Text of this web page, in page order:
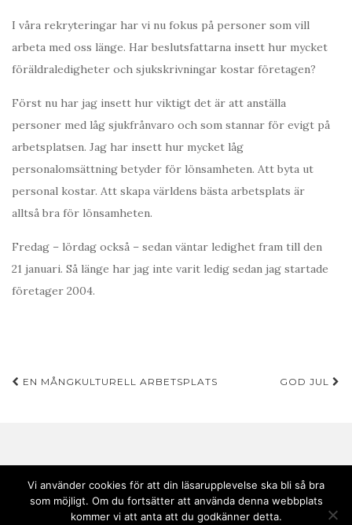
I våra rekryteringar har vi nu fokus på personer som vill
arbeta med oss länge. Har beslutsfattarna insett hur mycket
föräldraledigheter och sjukskrivningar kostar företagen?
Först nu har jag insett hur viktigt det är att anställa
personer med låg sjukfrånvaro och som stannar för evigt på
arbetsplatsen. Jag har insett hur mycket låg
personalomsättning betyder för lönsamheten. Att byta ut
personal kostar. Att skapa världens bästa arbetsplats är
alltså bra för lönsamheten.
Fredag – lördag också – sedan väntar ledighet fram till den
21 januari. Så länge har jag inte varit ledig sedan jag startade
företager 2004.
Inläggsnavigering
EN MÅNGKULTURELL ARBETSPLATS GOD JUL
Copyright © 2020 Andebark | Tema avColorlibdrivs med WordPress
Vi använder cookies för att din läsarupplevelse ska bli så bra
som möjligt. Om du fortsätter att använda denna webbplats
kommer vi att anta att du godkänner detta.